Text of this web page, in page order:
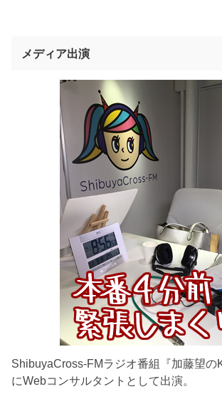
メディア出演
ShibuyaCross-FMラジオ番組『加藤望の
にWebコンサルタントとして出演。